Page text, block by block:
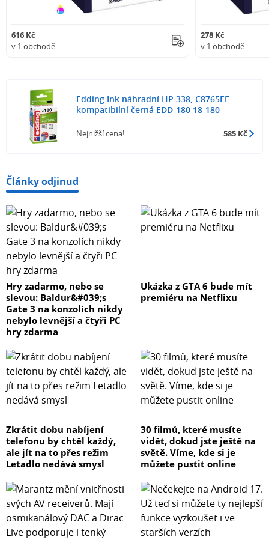
616 Kč
v 1 obchodě
278 Kč
v 1 obchodě
Edding Ink náhradní HP 338, C8765EE
kompatibilní černá EDD-180 18-180
Nejnižší cena! 585 Kč
Články odjinud
Hry zadarmo, nebo se
slevou: Baldur&#039;s
Gate 3 na konzolích nikdy
nebylo levnější a čtyři PC
hry zdarma
Ukázka z GTA 6 bude mít
premiéru na Netflixu
Zkrátit dobu nabíjení
telefonu by chtěl každý,
ale jít na to přes režim
Letadlo nedává smysl
30 filmů, které musíte
vidět, dokud jste ještě na
světě. Víme, kde si je
můžete pustit online